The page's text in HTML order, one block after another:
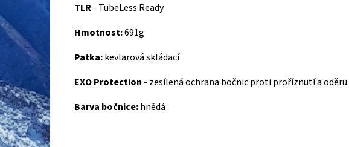
TLR- TubeLess Ready
Hmotnost:691g
Patka:kevlarová skládací
EXO Protection - zesílená ochrana bočnic proti proříznutí a oděru.
Barva bočnice:hnědá